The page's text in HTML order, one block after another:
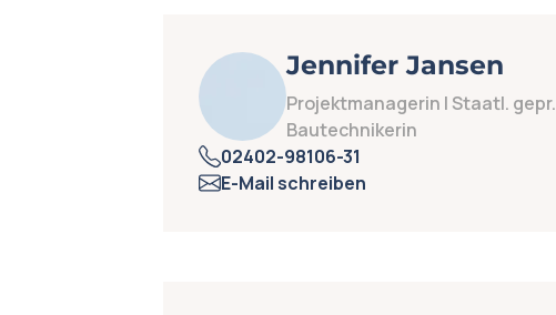
Jennifer Jansen
Projektmanagerin | Staatl. gepr.
Bautechnikerin
02402-98106-31
E-Mail schreiben